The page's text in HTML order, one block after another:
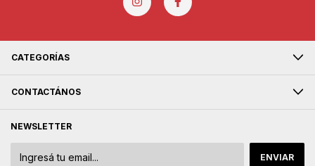
CATEGORÍAS
CONTACTÁNOS
NEWSLETTER